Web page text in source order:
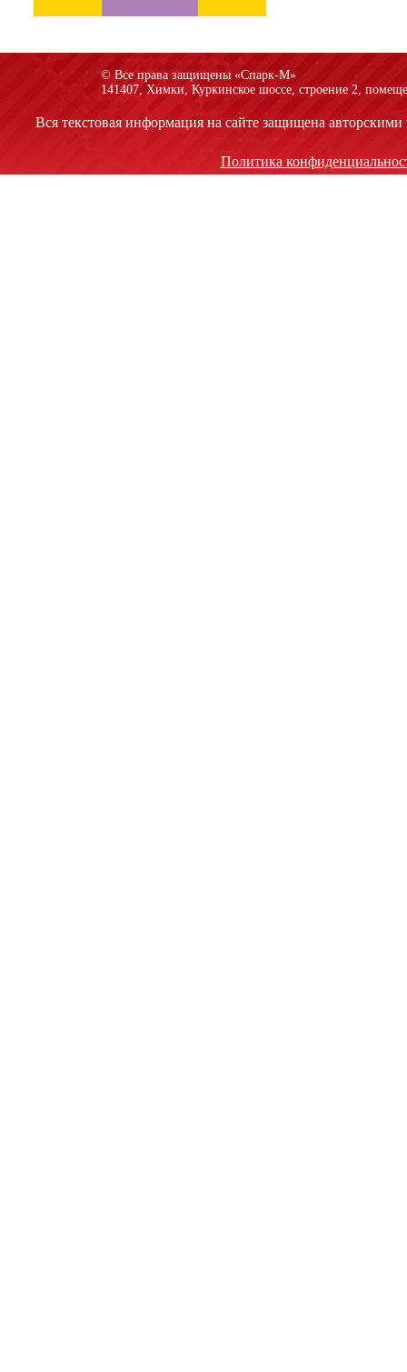
© Все права защищены «Спарк-M»
141407, Химки, Куркинское шоссе, строение 2,
Вся текстовая информация на сайте защищена
Политика